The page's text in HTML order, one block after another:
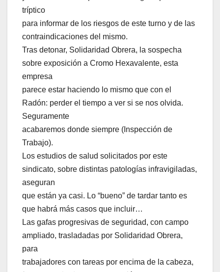
tríptico
para informar de los riesgos de este turno y de las
contraindicaciones del mismo.
Tras detonar, Solidaridad Obrera, la sospecha
sobre exposición a Cromo Hexavalente, esta
empresa
parece estar haciendo lo mismo que con el
Radón: perder el tiempo a ver si se nos olvida.
Seguramente
acabaremos donde siempre (Inspección de
Trabajo).
Los estudios de salud solicitados por este
sindicato, sobre distintas patologías infravigiladas,
aseguran
que están ya casi. Lo “bueno” de tardar tanto es
que habrá más casos que incluir…
Las gafas progresivas de seguridad, con campo
ampliado, trasladadas por Solidaridad Obrera,
para
trabajadores con tareas por encima de la cabeza,